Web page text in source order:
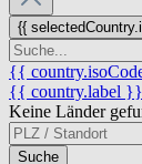
{{
{{
{{ country.label }}
Keine Länder
Suche